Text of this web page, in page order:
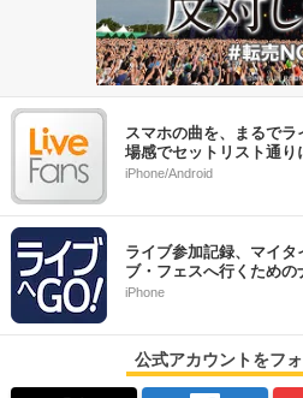
スマホの曲を、まるで
場感でセットリスト通り
iPhone/Android
ライブ参加記録、マイタ
ブ・フェスへ行くための
iPhone
公式アカウントをフ